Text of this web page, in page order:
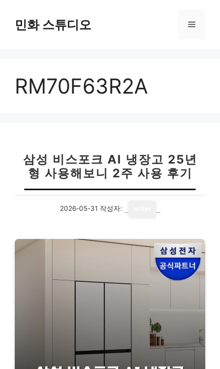
민화 스튜디오 메
RM70F63R2A
삼성 비스포크 AI 냉장고 25년
형 사용해보니 2주 사용 후기
2026-05-31 작성자: